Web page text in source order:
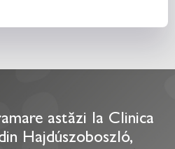
astăzi la Clinica
Hajdúszoboszló,